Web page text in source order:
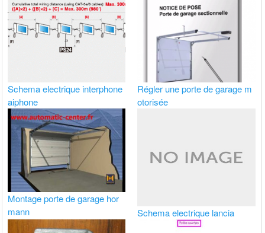
Schema electrique interphone
aiphone
Régler une porte de garage m
otorisée
Montage porte de garage hor
mann
Schema electrique lancia